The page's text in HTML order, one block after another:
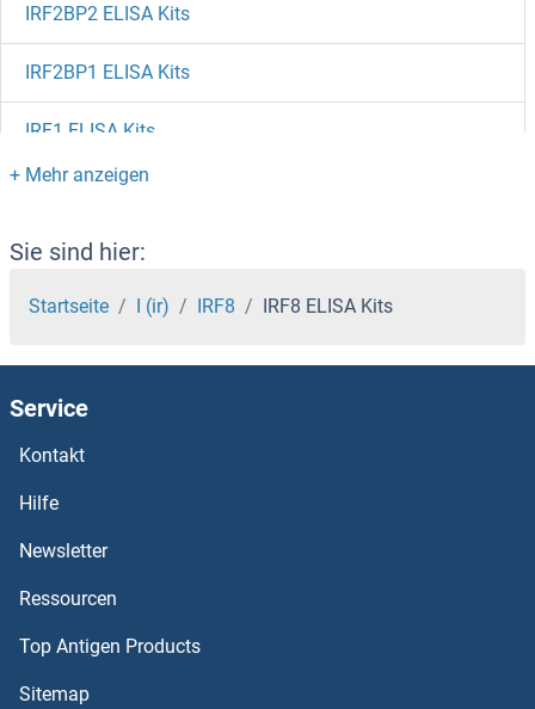
IRF2BP2 ELISA Kits
IRF2BP1 ELISA Kits
IRF1 ELISA Kits
IREM1 ELISA Kits
IREB2 ELISA Kits
IRAK4 ELISA Kits
IRAK3 ELISA Kits
IRAK2 ELISA Kits
IQGAP2 ELISA Kits
IQGAP1 ELISA Kits
IPP ELISA Kits
Sie sind hier:
Startseite I (ir) IRF8 IRF8 ELISA Kits
Service
Kontakt
Hilfe
Newsletter
Ressourcen
Top Antigen Products
Sitemap